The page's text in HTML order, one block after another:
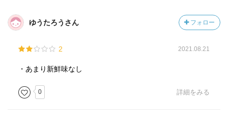
ゆうたろうさん フォロー
2 2021.08.21
・あまり新鮮味なし
0 詳細をみる